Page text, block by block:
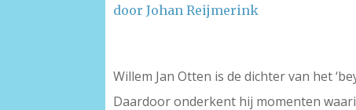
door Johan Reijmerink
Willem Jan Otten is de dichter van het
Daardoor onderkent hij momenten